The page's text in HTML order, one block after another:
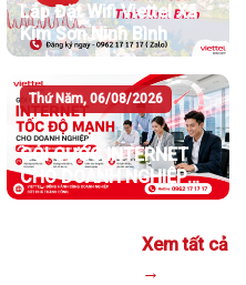
Lắp Đặt Wifi Viettel Xã
Kim Sơn Ninh Bình
Thứ Năm, 06/08/2026
GÓI CƯỚC INTERNET
CHO DOANH NGHIỆP
TỐC ĐỘ MẠNH
Xem tất cả
→